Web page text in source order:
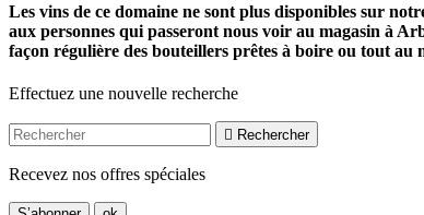
Les vins de ce domaine ne sont plus disponibles sur
aux personnes qui passeront nous voir au magasin à
façon régulière des bouteillers prêtes à boire ou tout au
Effectuez une nouvelle recherche
 Rechercher
Recevez nos offres spéciales